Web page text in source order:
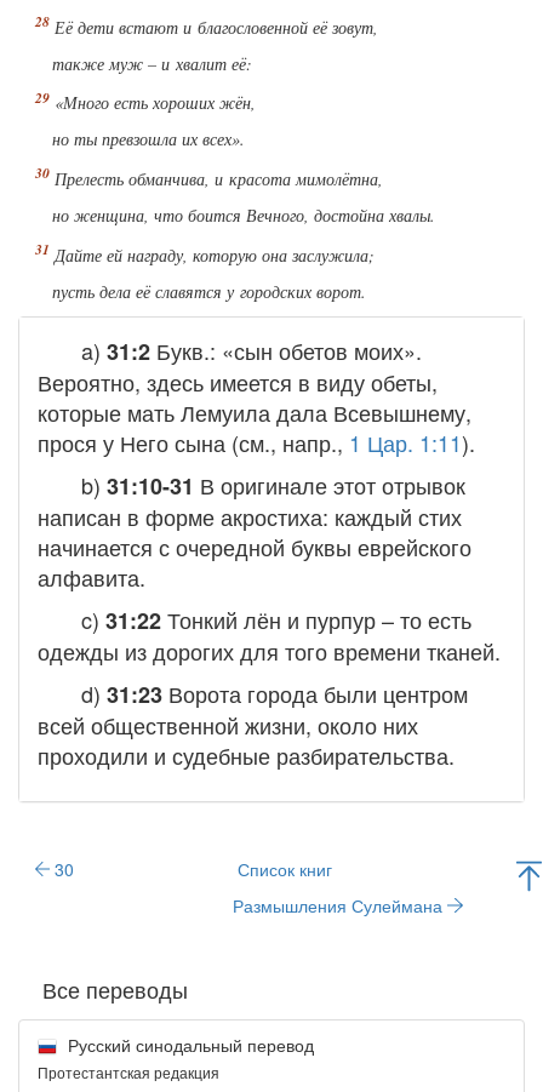
Её дети встают и благословенной её зовут,
также муж – и хвалит её:
«Много есть хороших жён,
но ты превзошла их всех».
Прелесть обманчива, и красота мимолётна,
но женщина, что боится Вечного, достойна хвалы.
Дайте ей награду, которую она заслужила;
пусть дела её славятся у городских ворот.
a) 31:2 Букв.: «сын обетов моих».
Вероятно, здесь имеется в виду обеты,
которые мать Лемуила дала Всевышнему,
прося у Него сына (см., напр., 1 Цар. 1:11).
b) 31:10-31 В оригинале этот отрывок
написан в форме акростиха: каждый стих
начинается с очередной буквы еврейского
алфавита.
c) 31:22Тонкий лён и пурпур– то есть
одежды из дорогих для того времени тканей.
d) 31:23 Ворота города были центром
всей общественной жизни, около них
проходили и судебные разбирательства.
30
Список книг
Размышления Сулеймана
Все переводы
Русский синодальный перевод
Протестантская редакция